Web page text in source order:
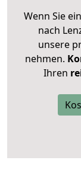
Wenn Sie
nach
unsere
nehmen.
Ihren